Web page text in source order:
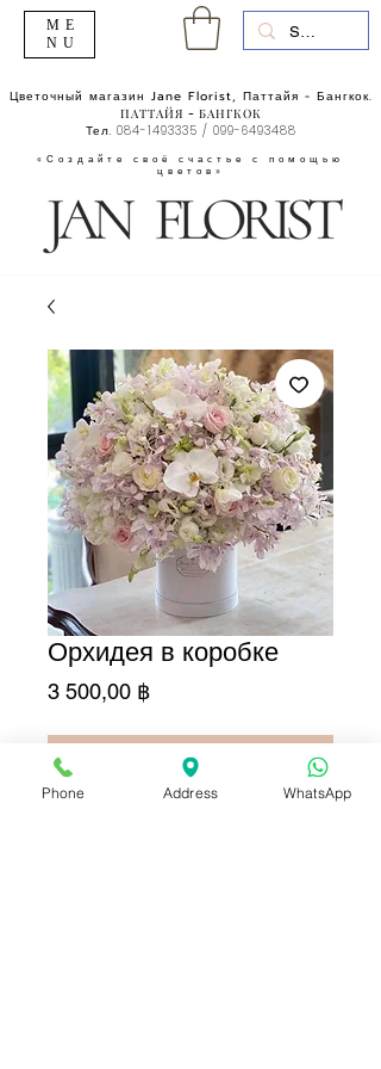
«Создайте своё счастье с помощью
цветов»
Цветочный магазин Jane Florist, Паттайя - Бангкок.
ПАТТАЙЯ - БАНГКОК
Тел. 084-1493335 / 099-6493488
ME
NU
Орхидея в коробке
3 500,00 ฿Цена
Добавить в корзину
Phone Address WhatsApp